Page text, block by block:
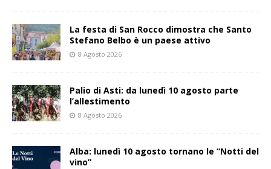
La festa di San Rocco dimostra che Santo
Stefano Belbo è un paese attivo
8 Agosto 2026
Palio di Asti: da lunedì 10 agosto parte
l’allestimento
8 Agosto 2026
Alba: lunedì 10 agosto tornano le “Notti del
vino”